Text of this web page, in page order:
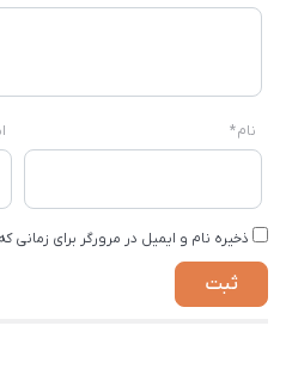
نام*
ذخیره نام و ایمیل در مرورگر برای